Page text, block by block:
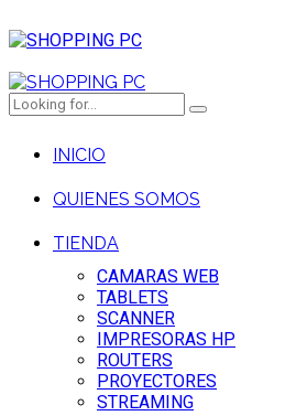
INICIO
QUIENES SOMOS
TIENDA
CAMARAS WEB
TABLETS
SCANNER
IMPRESORAS HP
ROUTERS
PROYECTORES
STREAMING